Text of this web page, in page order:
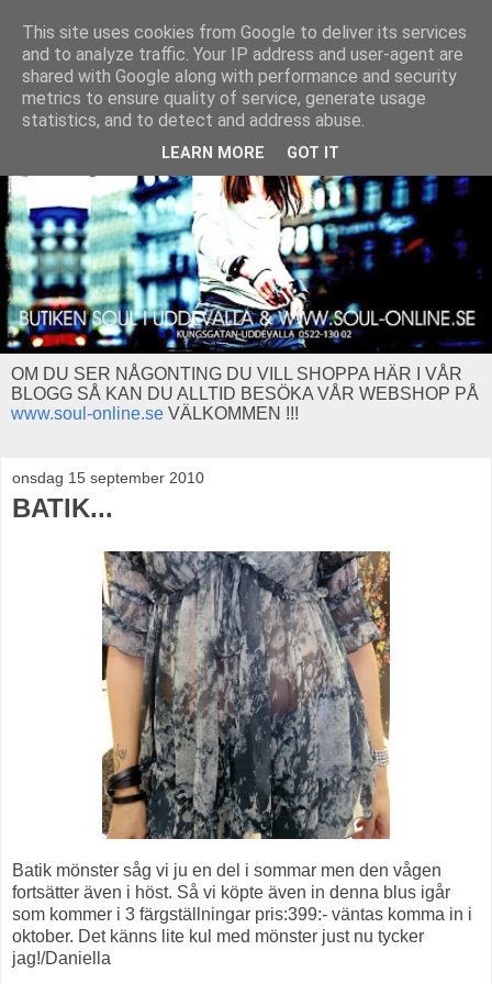
OM DU SER NÅGONTING DU VILL SHOPPA HÄR I VÅR
BLOGG SÅ KAN DU ALLTID BESÖKA VÅR WEBSHOP PÅ
www.soul-online.se VÄLKOMMEN !!!
onsdag 15 september 2010
BATIK...
Batik mönster såg vi ju en del i sommar men den vågen
fortsätter även i höst. Så vi köpte även in denna blus igår
som kommer i 3 färgställningar pris:399:- väntas komma in i
oktober. Det känns lite kul med mönster just nu tycker
jag!/Daniella
This site uses cookies from Google to deliver its services
and to analyze traffic. Your IP address and user-agent are
shared with Google along with performance and security
metrics to ensure quality of service, generate usage
statistics, and to detect and address abuse.
LEARN MORE GOT IT